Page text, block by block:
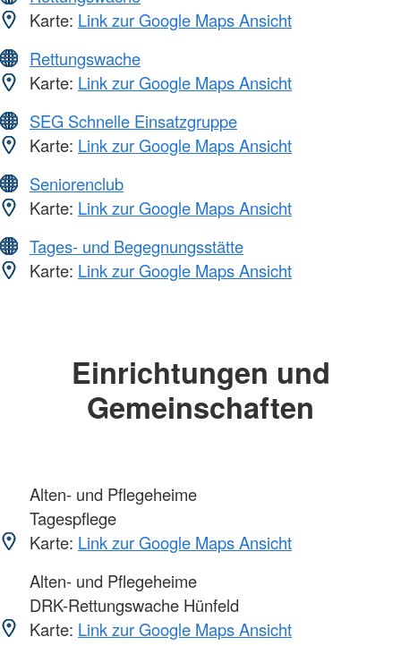
Karte: Link zur Google Maps Ansicht
Rettungswache
Karte: Link zur Google Maps Ansicht
SEG Schnelle Einsatzgruppe
Karte: Link zur Google Maps Ansicht
Seniorenclub
Karte: Link zur Google Maps Ansicht
Tages- und Begegnungsstätte
Karte: Link zur Google Maps Ansicht
Einrichtungen und
Gemeinschaften
Alten- und Pflegeheime
Tagespflege
Karte: Link zur Google Maps Ansicht
Alten- und Pflegeheime
DRK-Rettungswache Hünfeld
Karte: Link zur Google Maps Ansicht